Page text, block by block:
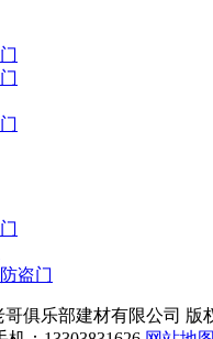
盗门
哥俱乐部建材有限公司 版